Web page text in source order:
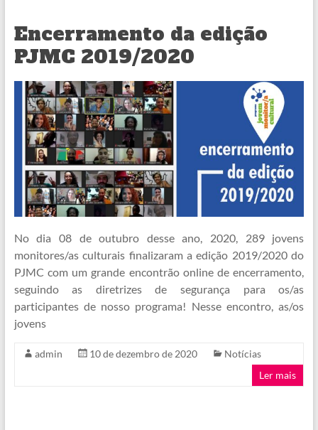
Encerramento da edição
PJMC 2019/2020
No dia 08 de outubro desse ano, 2020, 289 jovens
monitores/as culturais finalizaram a edição 2019/2020 do
PJMC com um grande encontrão online de encerramento,
seguindo as diretrizes de segurança para os/as
participantes de nosso programa! Nesse encontro, as/os
jovens
admin 10 de dezembro de 2020
Notícias
Ler mais